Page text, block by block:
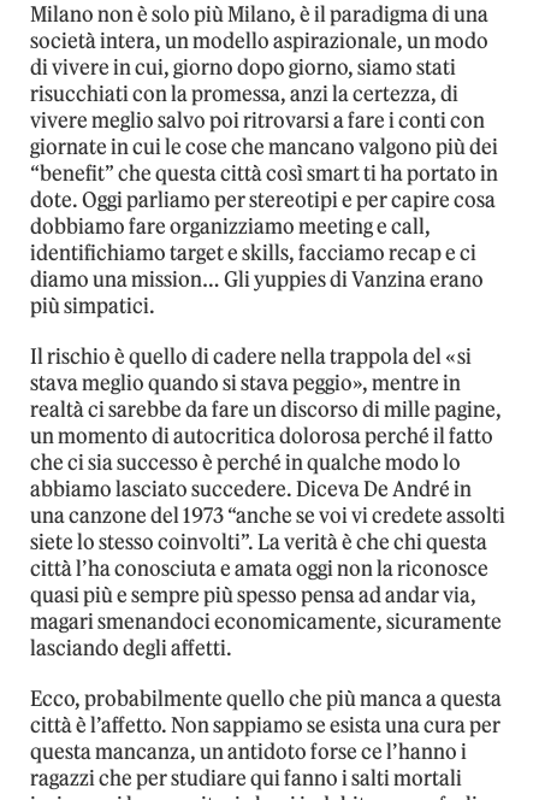
Milano non è solo più Milano, è il paradigma di una
società intera, un modello aspirazionale, un modo
di vivere in cui, giorno dopo giorno, siamo stati
risucchiati con la promessa, anzi la certezza, di
vivere meglio salvo poi ritrovarsi a fare i conti con
giornate in cui le cose che mancano valgono più dei
“benefit” che questa città così smart ti ha portato in
dote. Oggi parliamo per stereotipi e per capire cosa
dobbiamo fare organizziamo meeting e call,
identifichiamo target e skills, facciamo recap e ci
diamo una mission… Gli yuppies di Vanzina erano
più simpatici.
Il rischio è quello di cadere nella trappola del «si
stava meglio quando si stava peggio», mentre in
realtà ci sarebbe da fare un discorso di mille pagine,
un momento di autocritica dolorosa perché il fatto
che ci sia successo è perché in qualche modo lo
abbiamo lasciato succedere. Diceva De André in
una canzone del 1973 “anche se voi vi credete assolti
siete lo stesso coinvolti”. La verità è che chi questa
città l’ha conosciuta e amata oggi non la riconosce
quasi più e sempre più spesso pensa ad andar via,
magari smenandoci economicamente, sicuramente
lasciando degli affetti.
Ecco, probabilmente quello che più manca a questa
città è l’affetto. Non sappiamo se esista una cura per
questa mancanza, un antidoto forse ce l’hanno i
ragazzi che per studiare qui fanno i salti mortali